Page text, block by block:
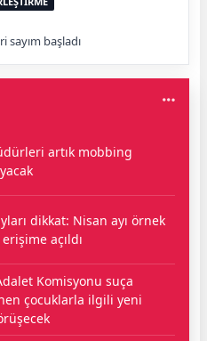
sayım başladı
artık mobbing
dikkat: Nisan ayı örnek
açıldı
Komisyonu suça
çocuklarla ilgili yeni